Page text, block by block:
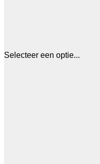
Selecteer een optie...